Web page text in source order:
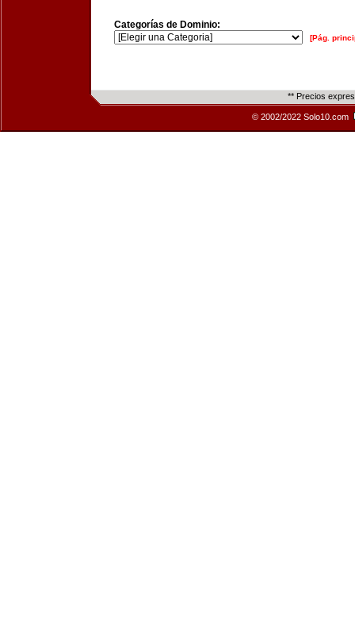
Categorías de Dominio:
[Pág.
** Precios
© 2002/2022 Solo10.com